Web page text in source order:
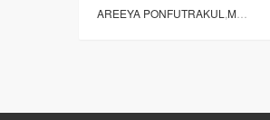
AREEYA PONFUTRAKUL MARISA ANITA VAN DER WOUDE